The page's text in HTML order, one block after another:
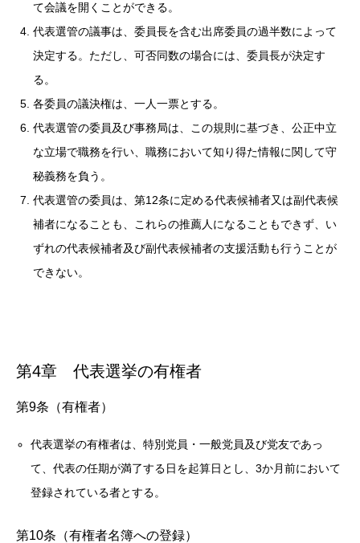
て会議を開くことができる。
代表選管の議事は、委員長を含む出席委員の過半数によって
決定する。ただし、可否同数の場合には、委員長が決定す
る。
各委員の議決権は、一人一票とする。
代表選管の委員及び事務局は、この規則に基づき、公正中立
な立場で職務を行い、職務において知り得た情報に関して守
秘義務を負う。
代表選管の委員は、第12条に定める代表候補者又は副代表候
補者になることも、これらの推薦人になることもできず、い
ずれの代表候補者及び副代表候補者の支援活動も行うことが
できない。
第4章 代表選挙の有権者
第9条（有権者）
代表選挙の有権者は、特別党員・一般党員及び党友であっ
て、代表の任期が満了する日を起算日とし、3か月前において
登録されている者とする。
第10条（有権者名簿への登録）